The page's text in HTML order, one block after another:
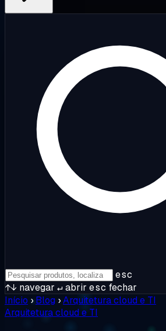
esc
↑↓ navegar ↵abrir esc fechar
Início › Blog ›Arquitetura cloud e TI
Arquitetura cloud e TI